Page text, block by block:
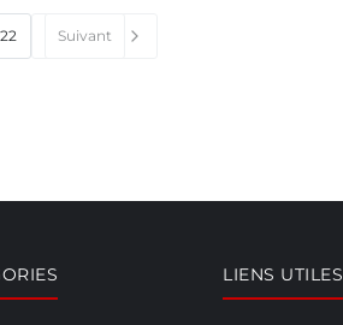
22 Suivant
LIENS UTILES